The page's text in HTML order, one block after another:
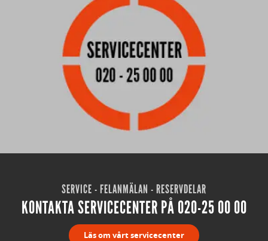
SERVICE - FELANMÄLAN - RESERVDELAR
KONTAKTA SERVICECENTER PÅ 020-25 00 00
Läs om vårt servicecenter